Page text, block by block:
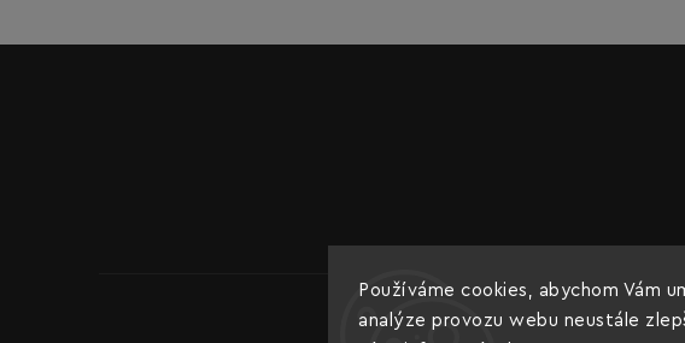
Používáme cookies, abychom Vám
analýze provozu webu neustále
Copyright